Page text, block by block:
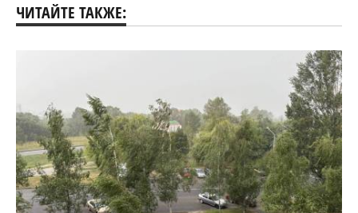
ЧИТАЙТЕ ТАКЖЕ: